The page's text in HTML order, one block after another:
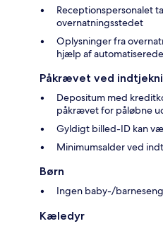
Receptionspersonalet
overnatningsstedet
Oplysninger fra
hjælp af
Påkrævet ved
Depositum med
påkrævet for påløbne
Gyldigt billed-ID kan
Minimumsalder ved
Børn
Ingen baby-/
Kæledyr